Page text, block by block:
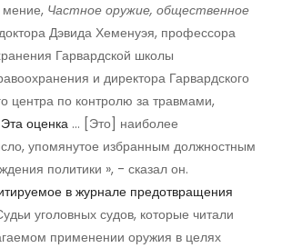
мение, Частное оружие, общественное
Дэвида Хеменуэя, профессора
Гарвардской школы
и директора Гарвардского
центра по контролю за травмами,
Эта оценка … [Это] наиболее
упомянутое избранным должностным
политики », - сказал он.
в журнале предотвращения
уголовных судов, которые читали
применении оружия в целях